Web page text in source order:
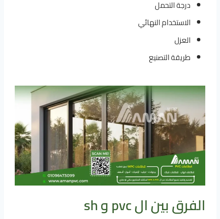
درجة التحمل
الاستخدام النهائي
العزل
طريقة التصنيع
الفرق بين ال pvc و sh